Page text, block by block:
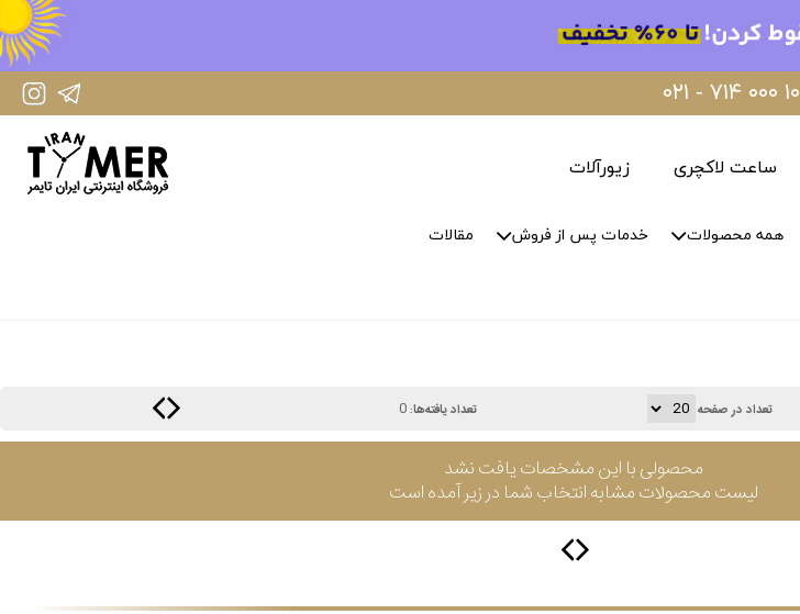
IranTimer Instagram Page ۰۲۱ - ۷۱۴ ۰۰۰ ۱۰
ساعت لاکچری زیورآلات
همه محصولات خدمات پس از فروش مقالات
تعداد در صفحه تعداد یافته‌ها:0
محصولی با این مشخصات یافت نشد
لیست محصولات مشابه انتخاب شما در زیر آمده است